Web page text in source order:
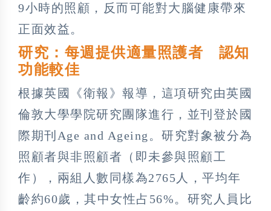
9小時的照顧，反而可能對大腦健康帶來
正面效益。
研究：每週提供適量照護者 認知
功能較佳
根據英國《衛報》報導，這項研究由英國
倫敦大學學院研究團隊進行，並刊登於國
際期刊Age and Ageing。研究對象被分為
照顧者與非照顧者（即未參與照顧工
作），兩組人數同樣為2765人，平均年
齡約60歲，其中女性占56%。研究人員比